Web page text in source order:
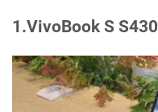
1.VivoBook S S430